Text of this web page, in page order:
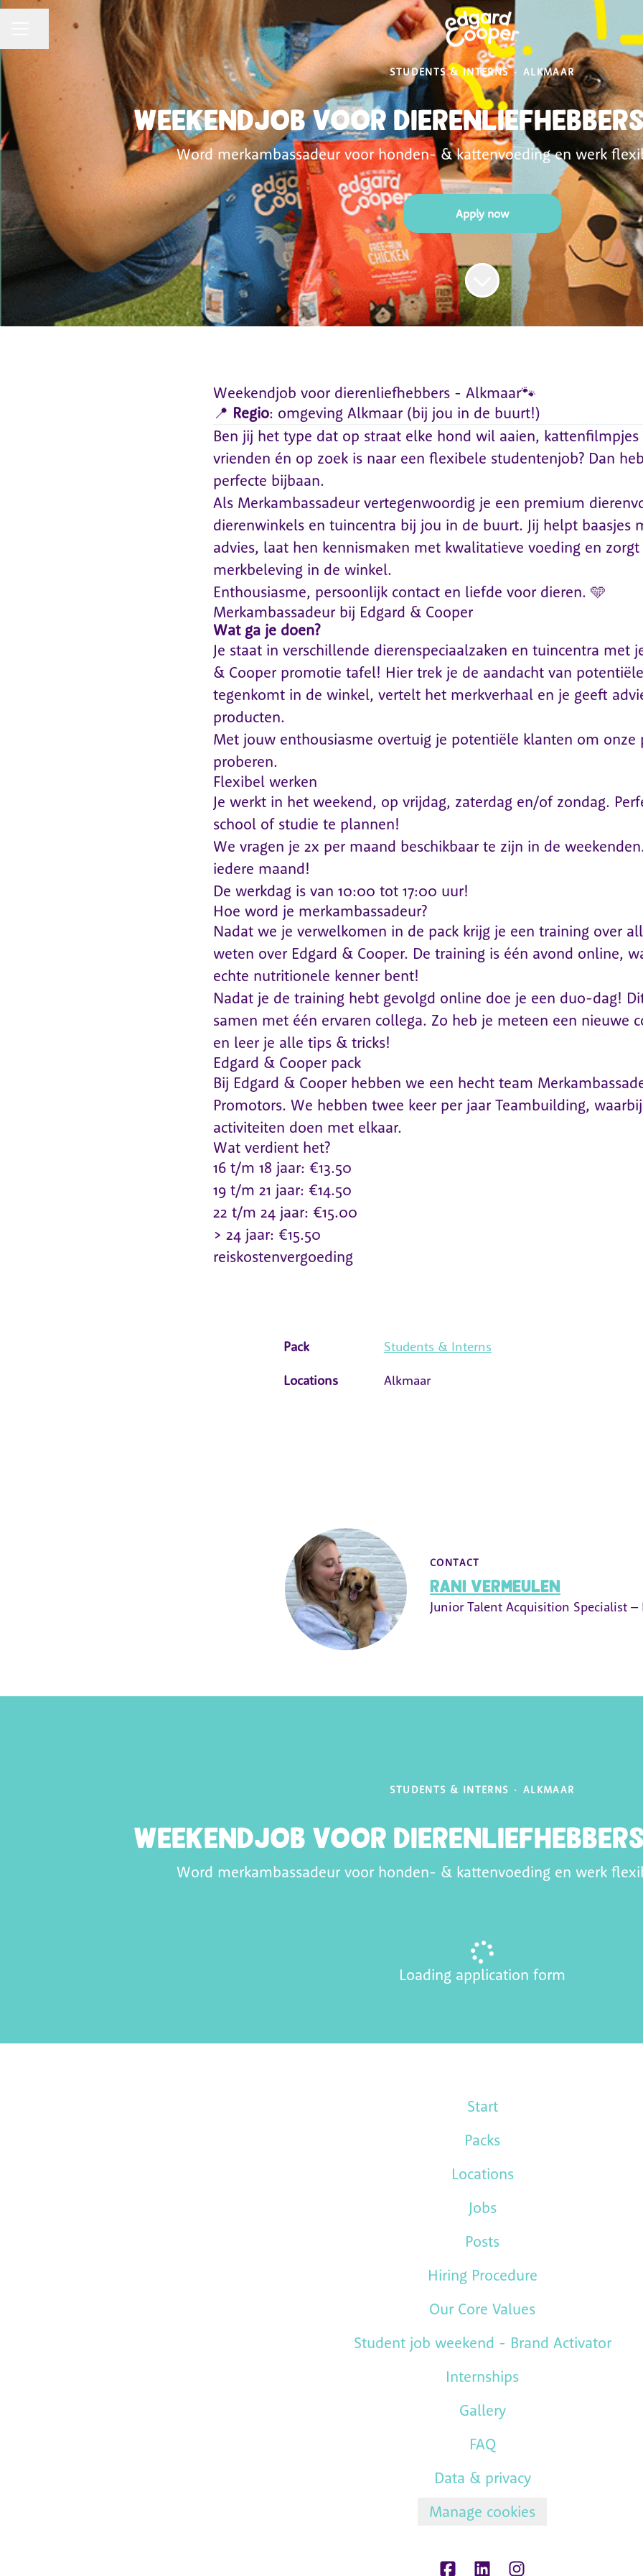
STUDENTS & INTERNS · ALKMAAR
Weekendjob voor
Word merkambassadeur voor honden- & kattenvoeding en werk
Apply now
Weekendjob voor dierenliefhebbers - Alkmaar🐾
📍 Regio: omgeving Alkmaar (bij jou in de buurt!)
Ben jij het type dat op straat elke hond wil aaien,
vrienden én op zoek is naar een flexibele studentenjob? Dan
perfecte bijbaan.
Als Merkambassadeur vertegenwoordig je een premium
dierenwinkels en tuincentra bij jou in de buurt. Jij helpt baasjes
advies, laat hen kennismaken met kwalitatieve voeding en
merkbeleving in de winkel.
Enthousiasme, persoonlijk contact en liefde voor dieren. 🩵
Merkambassadeur bij Edgard & Cooper
Wat ga je doen?
Je staat in verschillende dierenspeciaalzaken en tuincentra met
& Cooper promotie tafel! Hier trek je de aandacht van
tegenkomt in de winkel, vertelt het merkverhaal en je geeft
producten.
Met jouw enthousiasme overtuig je potentiële klanten om onze
proberen.
Flexibel werken
Je werkt in het weekend, op vrijdag, zaterdag en/of zondag.
school of studie te plannen!
We vragen je 2x per maand beschikbaar te zijn in de
iedere maand!
De werkdag is van 10:00 tot 17:00 uur!
Hoe word je merkambassadeur?
Nadat we je verwelkomen in de pack krijg je een training over
weten over Edgard & Cooper. De training is één avond online,
echte nutritionele kenner bent!
Nadat je de training hebt gevolgd online doe je een duo-dag!
samen met één ervaren collega. Zo heb je meteen een nieuwe
en leer je alle tips & tricks!
Edgard & Cooper pack
Bij Edgard & Cooper hebben we een hecht team
Promotors. We hebben twee keer per jaar Teambuilding,
activiteiten doen met elkaar.
Wat verdient het?
16 t/m 18 jaar: €13.50
19 t/m 21 jaar: €14.50
22 t/m 24 jaar: €15.00
> 24 jaar: €15.50
reiskostenvergoeding
Pack Students & Interns
Locations Alkmaar
CONTACT
Rani Vermeulen
Junior Talent Acquisition Specialist –
STUDENTS & INTERNS · ALKMAAR
Weekendjob voor
Word merkambassadeur voor honden- & kattenvoeding en werk
Loading application form
Start
Packs
Locations
Jobs
Posts
Hiring Procedure
Our Core Values
Student job weekend - Brand Activator
Internships
Gallery
FAQ
Data & privacy
Manage cookies